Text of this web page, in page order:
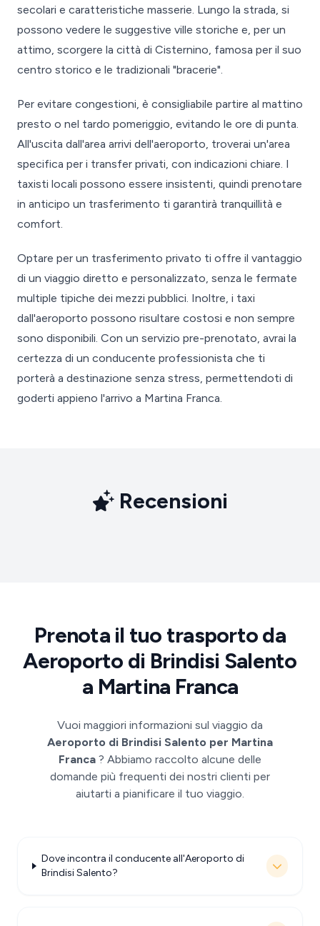
secolari e caratteristiche masserie. Lungo la strada, si
possono vedere le suggestive ville storiche e, per un
attimo, scorgere la città di Cisternino, famosa per il suo
centro storico e le tradizionali "bracerie".
Per evitare congestioni, è consigliabile partire al mattino
presto o nel tardo pomeriggio, evitando le ore di punta.
All'uscita dall'area arrivi dell'aeroporto, troverai un'area
specifica per i transfer privati, con indicazioni chiare. I
taxisti locali possono essere insistenti, quindi prenotare
in anticipo un trasferimento ti garantirà tranquillità e
comfort.
Optare per un trasferimento privato ti offre il vantaggio
di un viaggio diretto e personalizzato, senza le fermate
multiple tipiche dei mezzi pubblici. Inoltre, i taxi
dall'aeroporto possono risultare costosi e non sempre
sono disponibili. Con un servizio pre-prenotato, avrai la
certezza di un conducente professionista che ti
porterà a destinazione senza stress, permettendoti di
goderti appieno l'arrivo a Martina Franca.
Recensioni
Prenota il tuo trasporto da
Aeroporto di Brindisi Salento
a Martina Franca
Vuoi maggiori informazioni sul viaggio da
Aeroporto di Brindisi Salento per Martina
Franca ? Abbiamo raccolto alcune delle
domande più frequenti dei nostri clienti per
aiutarti a pianificare il tuo viaggio.
Dove incontra il conducente all'Aeroporto di
Brindisi Salento?